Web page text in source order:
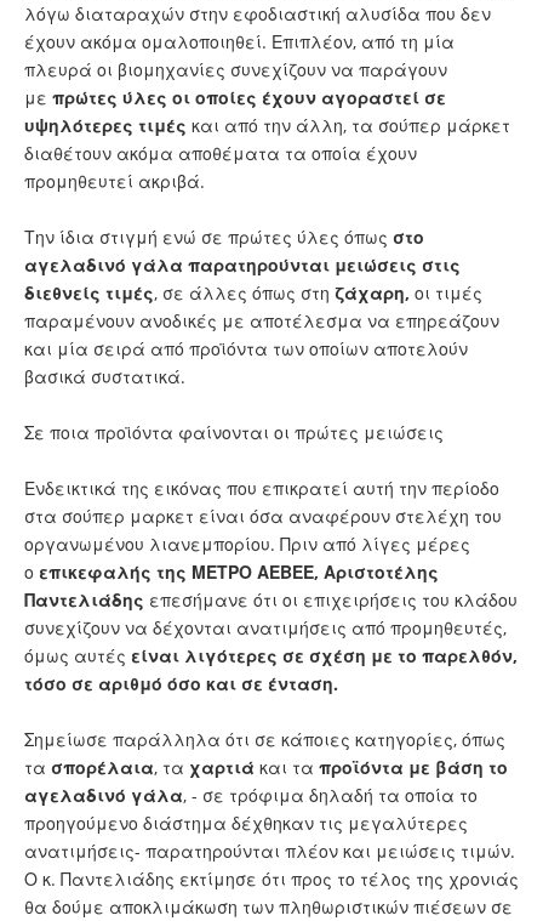
λόγω διαταραχών στην εφοδιαστική αλυσίδα που δεν
έχουν ακόμα ομαλοποιηθεί. Επιπλέον, από τη μία
πλευρά οι βιομηχανίες συνεχίζουν να παράγουν
με πρώτες ύλες οι οποίες έχουν αγοραστεί σε
υψηλότερες τιμές και από την άλλη, τα σούπερ μάρκετ
διαθέτουν ακόμα αποθέματα τα οποία έχουν
προμηθευτεί ακριβά.
Την ίδια στιγμή ενώ σε πρώτες ύλες όπως στο
αγελαδινό γάλα παρατηρούνται μειώσεις στις
διεθνείς τιμές, σε άλλες όπως στη ζάχαρη, οι τιμές
παραμένουν ανοδικές με αποτέλεσμα να επηρεάζουν
και μία σειρά από προϊόντα των οποίων αποτελούν
βασικά συστατικά.
Σε ποια προϊόντα φαίνονται οι πρώτες μειώσεις
Ενδεικτικά της εικόνας που επικρατεί αυτή την περίοδο
στα σούπερ μαρκετ είναι όσα αναφέρουν στελέχη του
οργανωμένου λιανεμπορίου. Πριν από λίγες μέρες
ο επικεφαλής της ΜΕΤΡΟ ΑΕΒΕΕ, Αριστοτέλης
Παντελιάδης επεσήμανε ότι οι επιχειρήσεις του κλάδου
συνεχίζουν να δέχονται ανατιμήσεις από προμηθευτές,
όμως αυτές είναι λιγότερες σε σχέση με το παρελθόν,
τόσο σε αριθμό όσο και σε ένταση.
Σημείωσε παράλληλα ότι σε κάποιες κατηγορίες, όπως
τα σπορέλαια, τα χαρτιά και τα προϊόντα με βάση το
αγελαδινό γάλα, - σε τρόφιμα δηλαδή τα οποία το
προηγούμενο διάστημα δέχθηκαν τις μεγαλύτερες
ανατιμήσεις- παρατηρούνται πλέον και μειώσεις τιμών.
Ο κ. Παντελιάδης εκτίμησε ότι προς το τέλος της χρονιάς
θα δούμε αποκλιμάκωση των πληθωριστικών πιέσεων σε